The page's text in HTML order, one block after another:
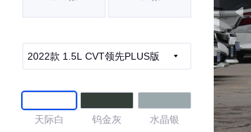
2022款 1.5L CVT领先PLUS版
天际白 钨金灰 水晶银